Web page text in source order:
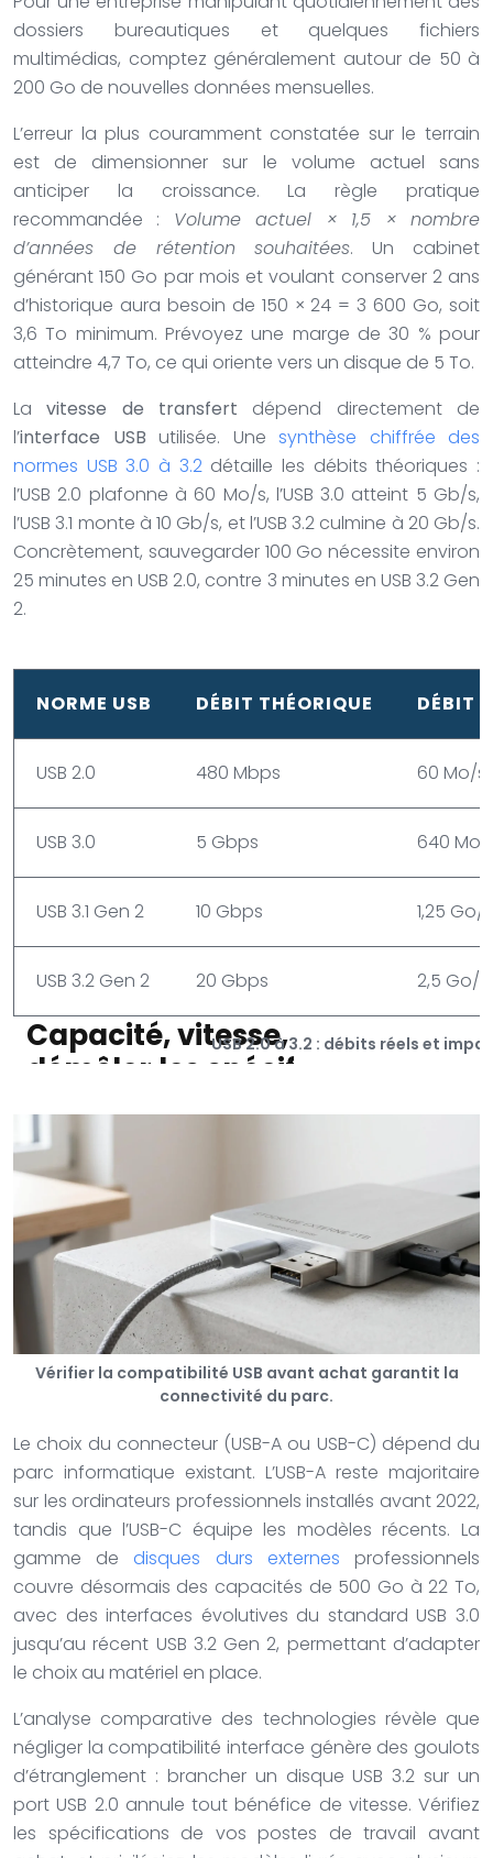
dossiers bureautiques et quelques fichiers
multimédias, comptez généralement autour de 50 à
200 Go de nouvelles données mensuelles.
L’erreur la plus couramment constatée sur le terrain
est de dimensionner sur le volume actuel sans
anticiper la croissance. La règle pratique
recommandée : Volume actuel × 1,5 × nombre
d’années de rétention souhaitées. Un cabinet
générant 150 Go par mois et voulant conserver 2 ans
d’historique aura besoin de 150 × 24 = 3 600 Go, soit
3,6 To minimum. Prévoyez une marge de30 % pour
atteindre 4,7 To, ce qui oriente vers un disque de 5 To.
Lavitesse de transfert dépend directement de
l’interface USB utilisée. Une synthèse chiffrée des
normes USB 3.0 à 3.2détaille les débits théoriques :
l’USB 2.0 plafonne à 60 Mo/s, l’USB 3.0 atteint 5 Gb/s,
l’USB 3.1 monte à 10 Gb/s, et l’USB 3.2 culmine à 20 Gb/s.
Concrètement, sauvegarder 100 Go nécessite environ
25 minutes en USB 2.0, contre 3 minutes en USB 3.2 Gen
2.
USB 2.0 à 3.2 : débits réels et
NORME USB DÉBIT THÉORIQUE DÉBIT
USB 2.0 480 Mbps 60 Mo/s
USB 3.0 5 Gbps 640 Mo/
USB 3.1 Gen 2 10 Gbps 1,25 Go/s
USB 3.2 Gen 2 20 Gbps 2,5 Go/s
Vérifier la compatibilité USB avant achat garantit la
connectivité du parc.
Le choix du connecteur (USB-A ou USB-C) dépend du
parc informatique existant. L’USB-A reste majoritaire
sur les ordinateurs professionnels installés avant 2022,
tandis que l’USB-C équipe les modèles récents. La
gamme dedisques durs externes professionnels
couvre désormais des capacités de 500 Go à 22 To,
avec des interfaces évolutives du standard USB 3.0
jusqu’au récent USB 3.2 Gen 2, permettant d’adapter
le choix au matériel en place.
L’analyse comparative des technologies révèle que
négliger la compatibilité interface génère des goulots
d’étranglement : brancher un disque USB 3.2 sur un
port USB 2.0 annule tout bénéfice de vitesse. Vérifiez
les spécifications de vos postes de travail avant